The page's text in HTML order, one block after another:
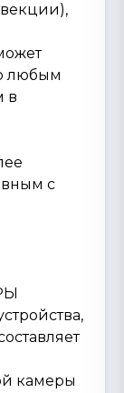
любым
в
с
камеры